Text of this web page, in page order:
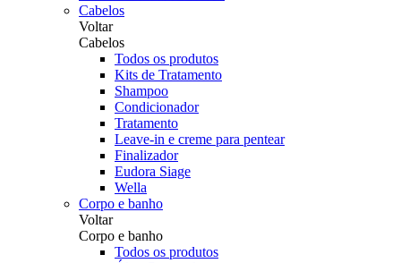
Cabelos
Voltar
Cabelos
Todos os produtos
Kits de Tratamento
Shampoo
Condicionador
Tratamento
Leave-in e creme para pentear
Finalizador
Eudora Siage
Wella
Corpo e banho
Voltar
Corpo e banho
Todos os produtos